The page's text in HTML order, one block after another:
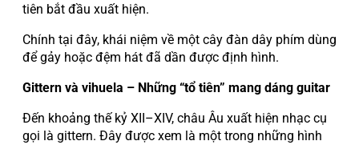
tiên bắt đầu xuất hiện.
Chính tại đây, khái niệm về một cây đàn dây phím dùng
để gảy hoặc đệm hát đã dần được định hình.
Gittern và vihuela – Những “tổ tiên” mang dáng guitar
Đến khoảng thế kỷ XII–XIV, châu Âu xuất hiện nhạc cụ
gọi là gittern. Đây được xem là một trong những hình